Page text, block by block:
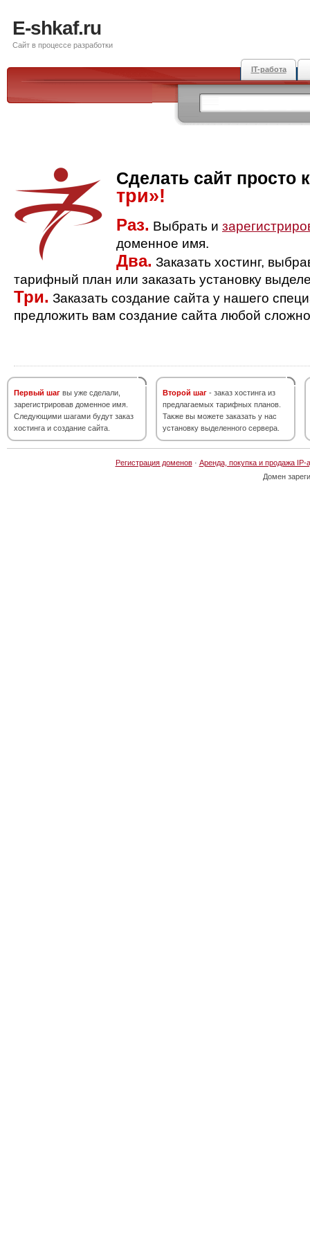
E-shkaf.ru
Сайт в процессе разработки
IT-работа
Сделать сайт просто
три»!
Раз. Выбрать и
доменное имя.
Два. Заказать хостинг,
тарифный план или заказать установку
Три. Заказать создание сайта у нашего
предложить вам создание сайта любой
Первый шаг вы уже сделали,
зарегистрировав доменное имя.
Следующими шагами будут заказ
хостинга и создание сайта.
Второй шаг - заказ хостинга из
предлагаемых тарифных планов.
Также вы можете заказать у нас
установку выделенного сервера.
Регистрация доменов· Аренда, покупка и продажа IP-
Домен